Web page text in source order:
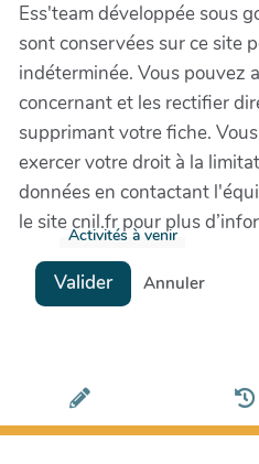
Ess'team développée sous
sont conservées sur ce site
indéterminée. Vous pouvez
concernant et les rectifier
supprimant votre fiche.
exercer votre droit à la
données en contactant
le site cnil.fr pour plus
Activités à venir
Valider Annuler